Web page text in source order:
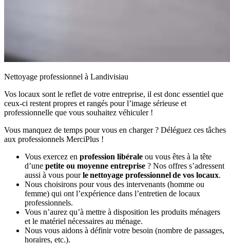
Nettoyage professionnel à Landivisiau
Vos locaux sont le reflet de votre entreprise, il est donc essentiel que
ceux-ci restent propres et rangés pour l’image sérieuse et
professionnelle que vous souhaitez véhiculer !
Vous manquez de temps pour vous en charger ? Déléguez ces tâches
aux professionnels MerciPlus !
Vous exercez en profession libérale ou vous êtes à la tête
d’une petite ou moyenne entreprise ? Nos offres s’adressent
aussi à vous pourle nettoyage professionnel de vos locaux.
Nous choisirons pour vous des intervenants (homme ou
femme) qui ont l’expérience dans l’entretien de locaux
professionnels.
Vous n’aurez qu’à mettre à disposition les produits ménagers
et le matériel nécessaires au ménage.
Nous vous aidons à définir votre besoin (nombre de passages,
horaires, etc.).